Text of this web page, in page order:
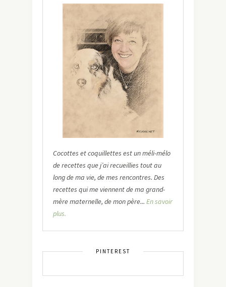
Cocottes et coquillettes est un méli-mélo
de recettes que j’ai recueillies tout au
long de ma vie, de mes rencontres. Des
recettes qui me viennent de ma grand-
mère maternelle, de mon père... En savoir
plus.
PINTEREST